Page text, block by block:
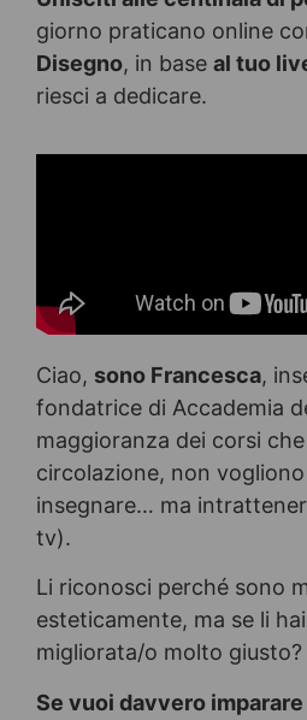
giorno praticano online
Disegno, in base al tuo
riesci a dedicare.
Ciao, sono Francesca,
fondatrice di Accademia
maggioranza dei corsi
circolazione, non
insegnare… ma
tv).
Li riconosci perché sono
esteticamente, ma se li
migliorata/o molto giusto?
Se vuoi davvero